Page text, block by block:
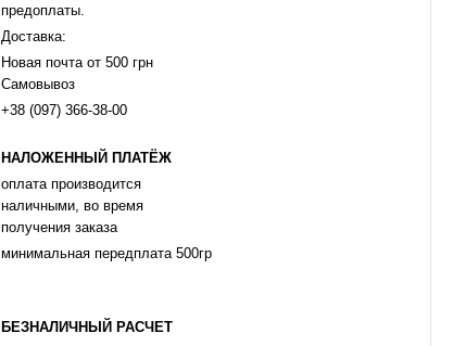
предоплаты.
Доставка:
Новая почта от 500 грн
Самовывоз
+38 (097) 366-38-00
НАЛОЖЕННЫЙ ПЛАТЁЖ
оплата производится
наличными, во время
получения заказа
минимальная передплата 500гр
БЕЗНАЛИЧНЫЙ РАСЧЕТ